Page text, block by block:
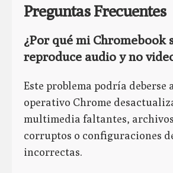
Preguntas Frecuentes
¿Por qué mi Chromebook
reproduce audio y no
Este problema podría deberse
operativo Chrome
multimedia faltantes,
corruptos o configuraciones
incorrectas.